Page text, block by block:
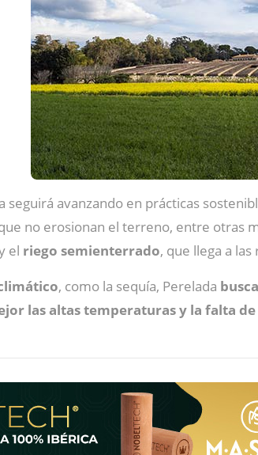
seguirá avanzando en prácticas
no erosionan el terreno, entre otras
el riego semienterrado, que llega a
, como la sequía, Perelada
las altas temperaturas y la falta